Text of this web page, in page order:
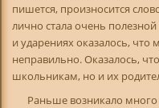
пишется, произносится
лично стала очень
и ударениях оказалось,
неправильно. Оказалось,
школьникам, но и их
Раньше возникало